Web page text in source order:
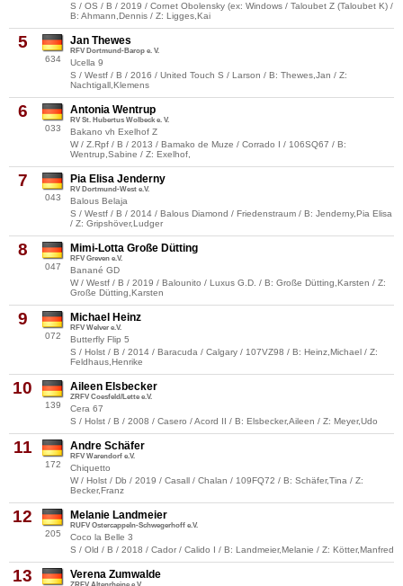
S / OS / B / 2019 / Cornet Obolensky (ex: Windows / Taloubet Z (Taloubet K) /
B: Ahmann,Dennis / Z: Ligges,Kai
5
634
Jan Thewes
RFV Dortmund-Barop e. V.
Ucella 9
S / Westf / B / 2016 / United Touch S / Larson / B: Thewes,Jan / Z:
Nachtigall,Klemens
6
033
Antonia Wentrup
RV St. Hubertus Wolbeck e. V.
Bakano vh Exelhof Z
W / Z.Rpf / B / 2013 / Bamako de Muze / Corrado I / 106SQ67 / B:
Wentrup,Sabine / Z: Exelhof,
7
043
Pia Elisa Jenderny
RV Dortmund-West e.V.
Balous Belaja
S / Westf / B / 2014 / Balous Diamond / Friedenstraum / B: Jenderny,Pia Elisa
/ Z: Gripshöver,Ludger
8
047
Mimi-Lotta Große Dütting
RFV Greven e.V.
Banané GD
W / Westf / B / 2019 / Balounito / Luxus G.D. / B: Große Dütting,Karsten / Z:
Große Dütting,Karsten
9
072
Michael Heinz
RFV Welver e.V.
Butterfly Flip 5
S / Holst / B / 2014 / Baracuda / Calgary / 107VZ98 / B: Heinz,Michael / Z:
Feldhaus,Henrike
10
139
Aileen Elsbecker
ZRFV Coesfeld/Lette e.V.
Cera 67
S / Holst / B / 2008 / Casero / Acord II / B: Elsbecker,Aileen / Z: Meyer,Udo
11
172
Andre Schäfer
RFV Warendorf e.V.
Chiquetto
W / Holst / Db / 2019 / Casall / Chalan / 109FQ72 / B: Schäfer,Tina / Z:
Becker,Franz
12
205
Melanie Landmeier
RUFV Ostercappeln-Schwegerhoff e.V.
Coco la Belle 3
S / Old / B / 2018 / Cador / Calido I / B: Landmeier,Melanie / Z: Kötter,Manfred
13 Verena Zumwalde